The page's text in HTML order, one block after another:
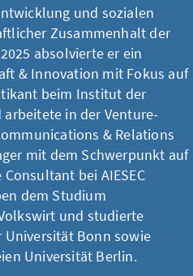
und sozialen
Zusammenhalt der
absolvierte er ein
& Innovation mit Fokus auf
beim Institut der
in der Venture-
& Relations
mit dem Schwerpunkt auf
bei AIESEC
dem Studium
und studierte
Universität Bonn sowie
Universität Berlin.